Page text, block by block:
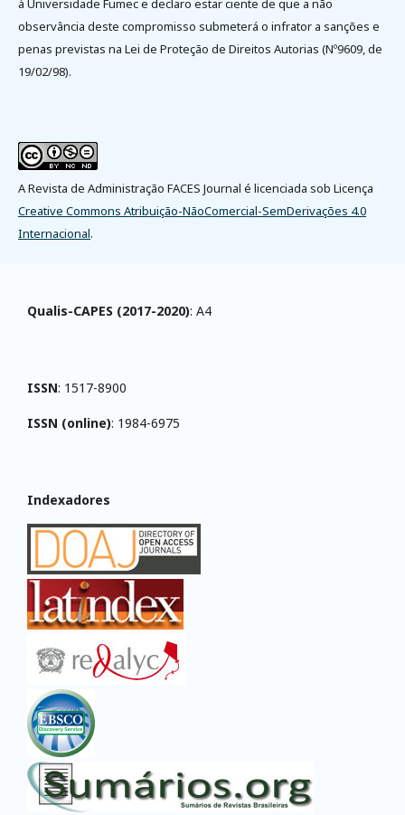
à Universidade Fumec e declaro estar ciente de que a não
observância deste compromisso submeterá o infrator a sanções e
penas previstas na Lei de Proteção de Direitos Autorias (Nº9609, de
19/02/98).
A Revista de Administração FACES Journal é licenciada sob Licença
Creative Commons Atribuição-NãoComercial-SemDerivações 4.0
Internacional.
Qualis-CAPES (2017-2020): A4
ISSN: 1517-8900
ISSN (online): 1984-6975
Indexadores